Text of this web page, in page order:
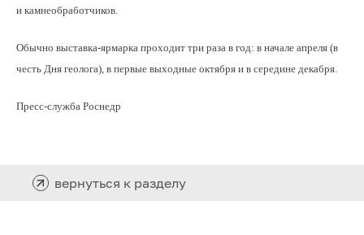
и камнеобработчиков.
Обычно выставка-ярмарка проходит три раза в год: в начале апреля (в
честь Дня геолога), в первые выходные октября и в середине декабря.
Пресс-служба Роснедр
вернуться к разделу